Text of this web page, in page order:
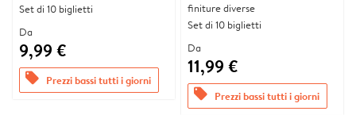
Set di 10 biglietti
Da
9,99 €
offers Prezzi bassi tutti i giorni
finiture diverse
Set di 10 biglietti
Da
11,99 €
offers Prezzi bassi tutti i giorni